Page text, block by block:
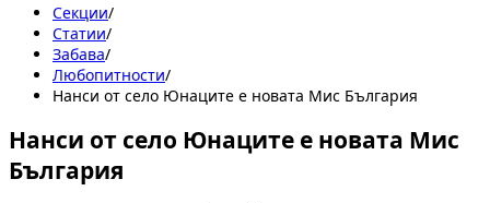
Секции/
Статии/
Забава/
Любопитности/
Нанси от село Юнаците е новата Мис България
Нанси от село Юнаците е новата Мис
България